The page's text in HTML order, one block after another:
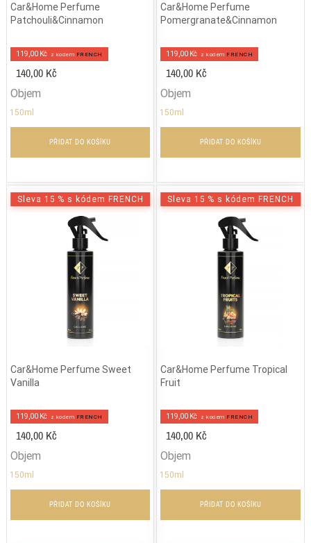
Car&Home Perfume
Patchouli&Cinnamon
119,00 Kč z kodem FRENCH
140,00 Kč
Objem
150ml
PŘIDAT DO KOŠÍKU
Car&Home Perfume
Pomergranate&Cinnamon
119,00 Kč z kodem FRENCH
140,00 Kč
Objem
150ml
PŘIDAT DO KOŠÍKU
Sleva 15 % s kódem FRENCH
Car&Home Perfume Sweet
Vanilla
119,00 Kč z kodem FRENCH
140,00 Kč
Objem
150ml
PŘIDAT DO KOŠÍKU
Sleva 15 % s kódem FRENCH
Car&Home Perfume Tropical
Fruit
119,00 Kč z kodem FRENCH
140,00 Kč
Objem
150ml
PŘIDAT DO KOŠÍKU